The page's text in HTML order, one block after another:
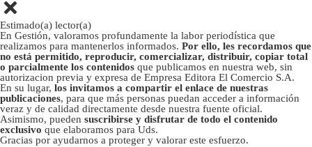
Estimado(a) lector(a)
En Gestión, valoramos profundamente la labor periodística que
realizamos para mantenerlos informados. Por ello, les recordamos que
no está permitido, reproducir, comercializar, distribuir, copiar total
o parcialmente los contenidos que publicamos en nuestra web, sin
autorizacion previa y expresa de Empresa Editora El Comercio S.A.
En su lugar, los invitamos a compartir el enlace de nuestras
publicaciones, para que más personas puedan acceder a información
veraz y de calidad directamente desde nuestra fuente oficial.
Asimismo, pueden suscribirse y disfrutar de todo el contenido
exclusivo que elaboramos para Uds.
Gracias por ayudarnos a proteger y valorar este esfuerzo.